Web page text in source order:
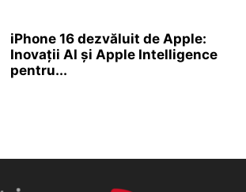
iPhone 16 dezvăluit de Apple:
Inovații AI și Apple Intelligence
pentru...